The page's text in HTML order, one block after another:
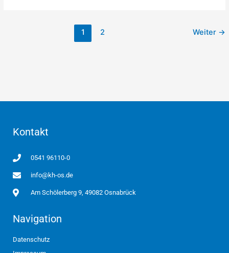
1 2 Weiter →
Kontakt
0541 96110-0
info@kh-os.de
Am Schölerberg 9, 49082 Osnabrück
Navigation
Datenschutz